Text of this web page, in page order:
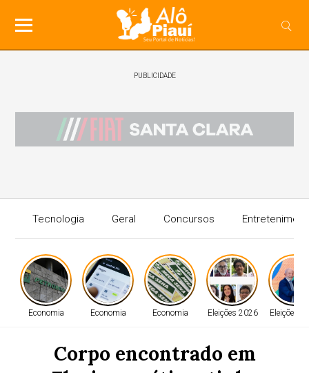
PUBLICIDADE
Tecnologia Geral Concursos
Economia Economia Economia Eleições 2026 Eleições
Corpo encontrado em